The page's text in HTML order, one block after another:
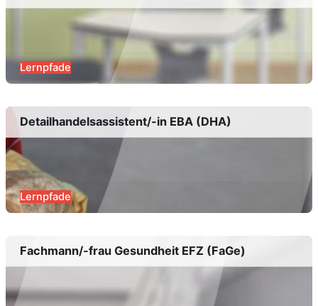
Lernpfade
Detailhandelsassistent/-in EBA (DHA)
Lernpfade
Fachmann/-frau Gesundheit EFZ (FaGe)